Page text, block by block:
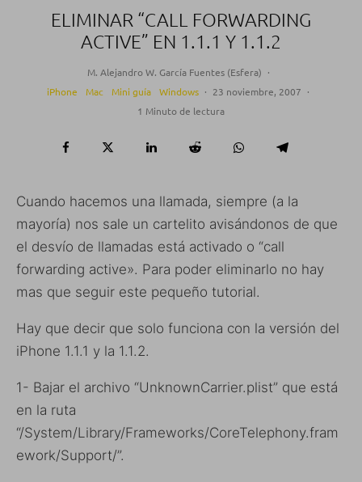
ELIMINAR “CALL FORWARDING
ACTIVE” EN 1.1.1 Y 1.1.2
M. Alejandro W. García Fuentes (Esfera) ·
iPhone
Mac Mini guía Windows · 23 noviembre, 2007 ·
1 Minuto de lectura
Cuando hacemos una llamada, siempre (a la
mayoría) nos sale un cartelito avisándonos de que
el desvío de llamadas está activado o “call
forwarding active». Para poder eliminarlo no hay
mas que seguir este pequeño tutorial.
Hay que decir que solo funciona con la versión del
iPhone 1.1.1 y la 1.1.2.
1- Bajar el archivo “UnknownCarrier.plist” que está
en la ruta
“/System/Library/Frameworks/CoreTelephony.fram
ework/Support/”.